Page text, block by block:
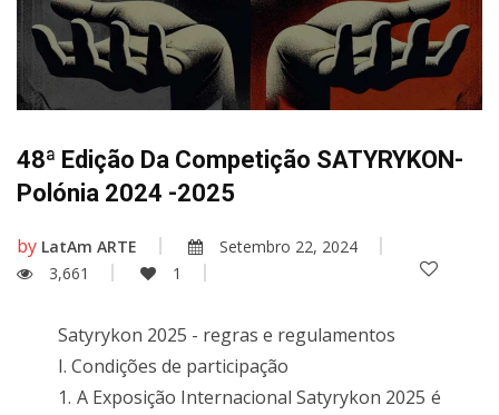
48ª Edição Da Competição SATYRYKON-
Polónia 2024 -2025
by LatAm ARTE
Setembro 22, 2024
3,661
1
Satyrykon 2025 - regras e regulamentos
I. Condições de participação
1. A Exposição Internacional Satyrykon 2025 é